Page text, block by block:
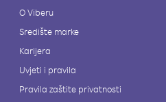
O Viberu
Središte marke
Karijera
Uvjeti i pravila
Pravila zaštite privatnosti